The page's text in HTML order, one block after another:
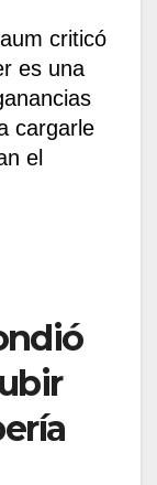
criticó
es una
cargarle
el